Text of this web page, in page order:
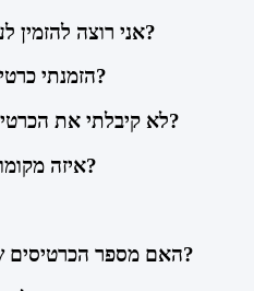
אני רוצה להזמין לעוד חודש כרטיס למופע - אפשר?
הזמנתי כרטיסים למופע, איפה הם ימתינו לי?
לא קיבלתי את הכרטיסים במייל או בסמס, מה עושים?
איזה מקומות נקבל והאם ניתן לבחור אותם?
האם מספר הכרטיסים שמוקצים לאירוע יכול להשתנות?